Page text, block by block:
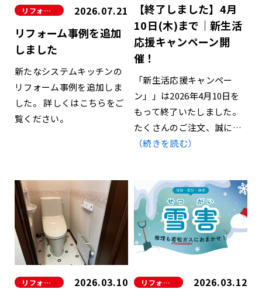
リフォーム事例を追加
しました
リフォーム 2026.07.21
新たなシステムキッチンの
リフォーム事例を追加しま
した。 詳しくはこちらをご
覧ください。
【終了しました】4月
10日(木)まで｜新生活
応援キャンペーン開
催！
「新生活応援キャンペー
ン」」は2026年4月10日を
もって終了いたしました。
たくさんのご注文、誠に…
（続きを読む）
リフォーム 2026.03.10 リフォーム 2026.03.12